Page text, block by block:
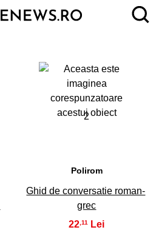
2
Polirom
Ghid de conversatie roman-
grec
22,11